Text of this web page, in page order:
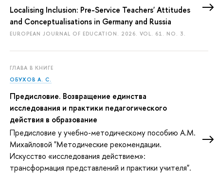
Localising Inclusion: Pre-Service Teachers' Attitudes
and Conceptualisations in Germany and Russia
EUROPEAN JOURNAL OF EDUCATION. 2026. VOL. 61. NO. 3.
ГЛАВА В КНИГЕ
ОБУХОВ А. С.
Предисловие. Возвращение единства
исследования и практики педагогического
действия в образование
Предисловие у учебно-методическому пособию А.М.
Михайловой "Методические рекомендации.
Искусство «исследования действием»:
трансформация представлений и практики учителя".